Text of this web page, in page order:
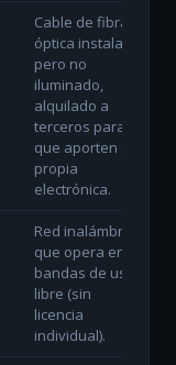
Cable de fibra
óptica instalado
pero no
iluminado,
alquilado a
terceros para
que aporten su
propia
electrónica.
Red inalámbrica
que opera en
bandas de uso
libre (sin
licencia
individual).